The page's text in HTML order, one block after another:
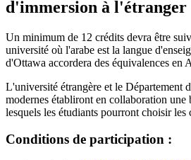
d'immersion à l'étranger
Un minimum de 12 crédits devra être
université où l'arabe est la langue
d'Ottawa accordera des équivalences en
L'université étrangère et le Département
modernes établiront en collaboration une
lesquels les étudiants pourront choisir les
Conditions de participation :